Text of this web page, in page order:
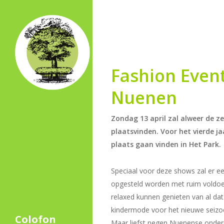
content
Colofon
Fashion
Nuenen
Zondag 13 april zal alweer de
plaatsvinden. Voor het vierde
plaats gaan vinden in Het Park.
Speciaal voor deze shows zal er
opgesteld worden met ruim
relaxed kunnen genieten van al
kindermode voor het nieuwe